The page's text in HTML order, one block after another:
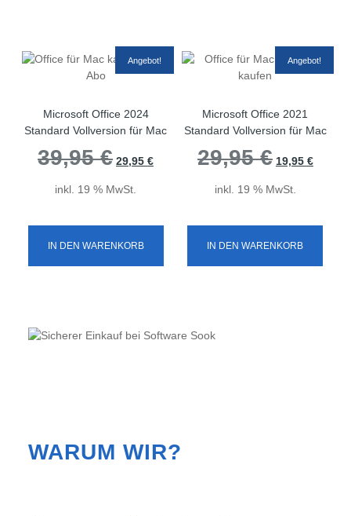
Angebot!
Microsoft Office 2024
Standard Vollversion für Mac
39,95€ Preis
war:
29,95€
Preis
inkl. 19 % MwSt.
IN DEN WARENKORB
Angebot!
Microsoft Office 2021
Standard Vollversion für Mac
29,95€ Preis
war:
19,95 €
Preis
inkl. 19 % MwSt.
IN DEN WARENKORB
WARUM WIR?